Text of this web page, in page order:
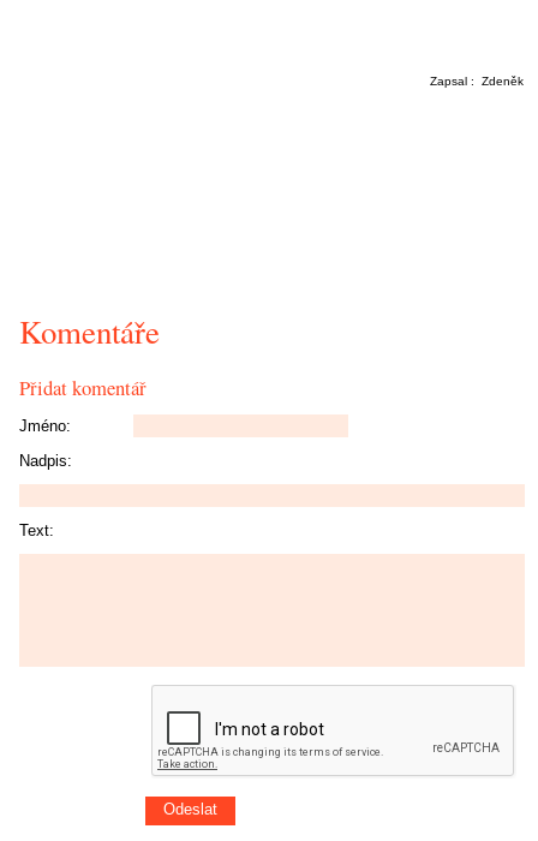
Zapsal : Zdeněk
Komentáře
Přidat komentář
Jméno:
Nadpis:
Text: